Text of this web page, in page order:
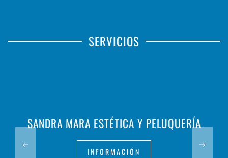
SERVICIOS
SANDRA MARA ESTÉTICA Y PELUQUERÍA
INFORMACIÓN